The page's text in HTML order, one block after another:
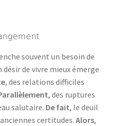
souvent un besoin de
désir de vivre mieux émerge
, des relations difficiles
, des ruptures
salutaire. De fait, le deuil
certitudes. Alors,